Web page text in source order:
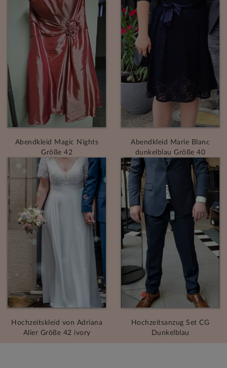
Abendkleid Magic Nights
Größe 42
Abendkleid Marie Blanc
dunkelblau Größe 40
Hochzeitskleid von Adriana
Alier Größe 42 ivory
Hochzeitsanzug Set CG
Dunkelblau